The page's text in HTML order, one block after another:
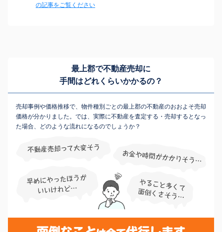
の記事をご覧ください
最上郡で不動産売却に
手間はどれくらいかかるの？
売却事例や価格推移で、物件種別ごとの最上郡の不動産のおおよそ売却
価格が分かりました。では、実際に不動産を査定する・売却するとなっ
た場合、どのような流れになるのでしょうか？